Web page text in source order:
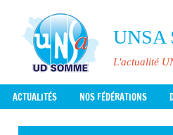
contenu
UNSA
L'actualité
ACTUALITÉS NOS FÉDÉRATIONS